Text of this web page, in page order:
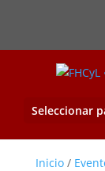
Seleccionar
Inicio/